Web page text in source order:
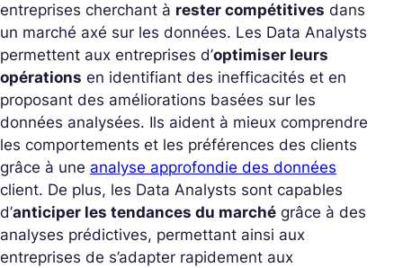
entreprises cherchant à rester compétitives dans
un marché axé sur les données. Les Data Analysts
permettent aux entreprises d’optimiser leurs
opérations en identifiant des inefficacités et en
proposant des améliorations basées sur les
données analysées. Ils aident à mieux comprendre
les comportements et les préférences des clients
grâce à une analyse approfondie des données
client. De plus, les Data Analysts sont capables
d’anticiper les tendances du marché grâce à des
analyses prédictives, permettant ainsi aux
entreprises de s’adapter rapidement aux